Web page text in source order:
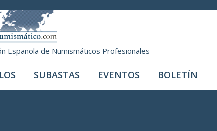
Española de Numismáticos Profesionales
SUBASTAS EVENTOS BOLETÍN